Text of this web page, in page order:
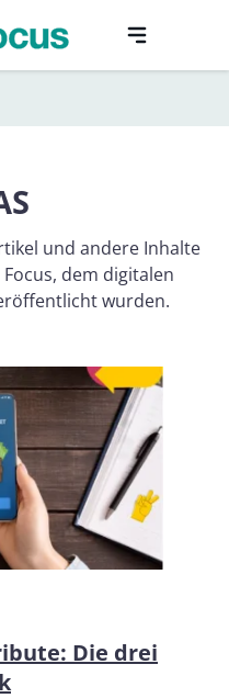
und andere Inhalte
dem digitalen
wurden.
Die drei